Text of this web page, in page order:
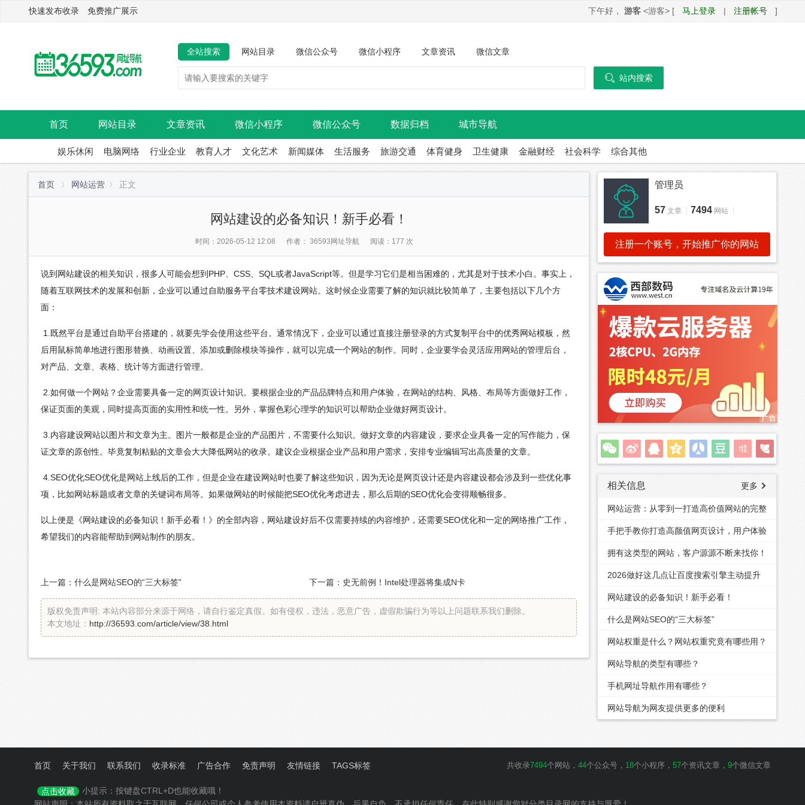
快速发布收录 免费推广展示 下午好， 游客 <游客> [ 马上登录 | 注册帐号 ]
全站搜索 网站目录 微信公众号 微信小程序 文章资讯 微信文章
 站内搜索
首页 网站目录 文章资讯 微信小程序 微信公众号 数据归档 城市导航
娱乐休闲 电脑网络 行业企业 教育人才 文化艺术 新闻媒体 生活服务 旅游交通 体育健身 卫生健康 金融财经 社会科学 综合其他
首页 网站运营 正文
网站建设的必备知识！新手必看！
时间：2026-05-12 12:08 作者： 36593网址导航 阅读：177 次
说到网站建设的相关知识，很多人可能会想到PHP、CSS、SQL或者JavaScript等。但是学习它们是相当困难的，尤其是对于技术小白。事实上，
随着互联网技术的发展和创新，企业可以通过自助服务平台零技术建设网站。这时候企业需要了解的知识就比较简单了，主要包括以下几个方
面：
1.既然平台是通过自助平台搭建的，就要先学会使用这些平台。通常情况下，企业可以通过直接注册登录的方式复制平台中的优秀网站模板，然
后用鼠标简单地进行图形替换、动画设置、添加或删除模块等操作，就可以完成一个网站的制作。同时，企业要学会灵活应用网站的管理后台，
对产品、文章、表格、统计等方面进行管理。
2.如何做一个网站？企业需要具备一定的网页设计知识。要根据企业的产品品牌特点和用户体验，在网站的结构、风格、布局等方面做好工作，
保证页面的美观，同时提高页面的实用性和统一性。另外，掌握色彩心理学的知识可以帮助企业做好网页设计。
3.内容建设网站以图片和文章为主。图片一般都是企业的产品图片，不需要什么知识。做好文章的内容建设，要求企业具备一定的写作能力，保
证文章的原创性。毕竟复制粘贴的文章会大大降低网站的收录。建议企业根据企业产品和用户需求，安排专业编辑写出高质量的文章。
4.SEO优化SEO优化是网站上线后的工作，但是企业在建设网站时也要了解这些知识，因为无论是网页设计还是内容建设都会涉及到一些优化事
项，比如网站标题或者文章的关键词布局等。如果做网站的时候能把SEO优化考虑进去，那么后期的SEO优化会变得顺畅很多。
以上便是《网站建设的必备知识！新手必看！》的全部内容，网站建设好后不仅需要持续的内容维护，还需要SEO优化和一定的网络推广工作，
希望我们的内容能帮助到网站制作的朋友。
上一篇： 什么是网站SEO的“三大标签” 下一篇： 史无前例！Intel处理器将集成N卡
版权免责声明: 本站内容部分来源于网络，请自行鉴定真假。如有侵权，违法，恶意广告，虚假欺骗行为等以上问题联系我们删除。
本文地址： http://36593.com/article/view/38.html
管理员
57 文章 7494 网站
注册一个账号，开始推广你的网站
相关信息 更多
网站运营：从零到一打造高价值网站的完整
指南
手把手教你打造高颜值网页设计，用户体验
直接拉满！
拥有这类型的网站，客户源源不断来找你！
2026做好这几点让百度搜索引擎主动提升
你的关键词排名
网站建设的必备知识！新手必看！
什么是网站SEO的“三大标签”
网站权重是什么？网站权重究竟有哪些用？
网站导航的类型有哪些？
手机网址导航作用有哪些？
网站导航为网友提供更多的便利
共收录7494个网站， 44个公众号， 18个小程序， 57个资讯文章， 9个微信文章
首页 关于我们 联系我们 收录标准 广告合作 免责声明 友情链接 TAGS标签
点击收藏
小提示：按键盘CTRL+D也能收藏哦！